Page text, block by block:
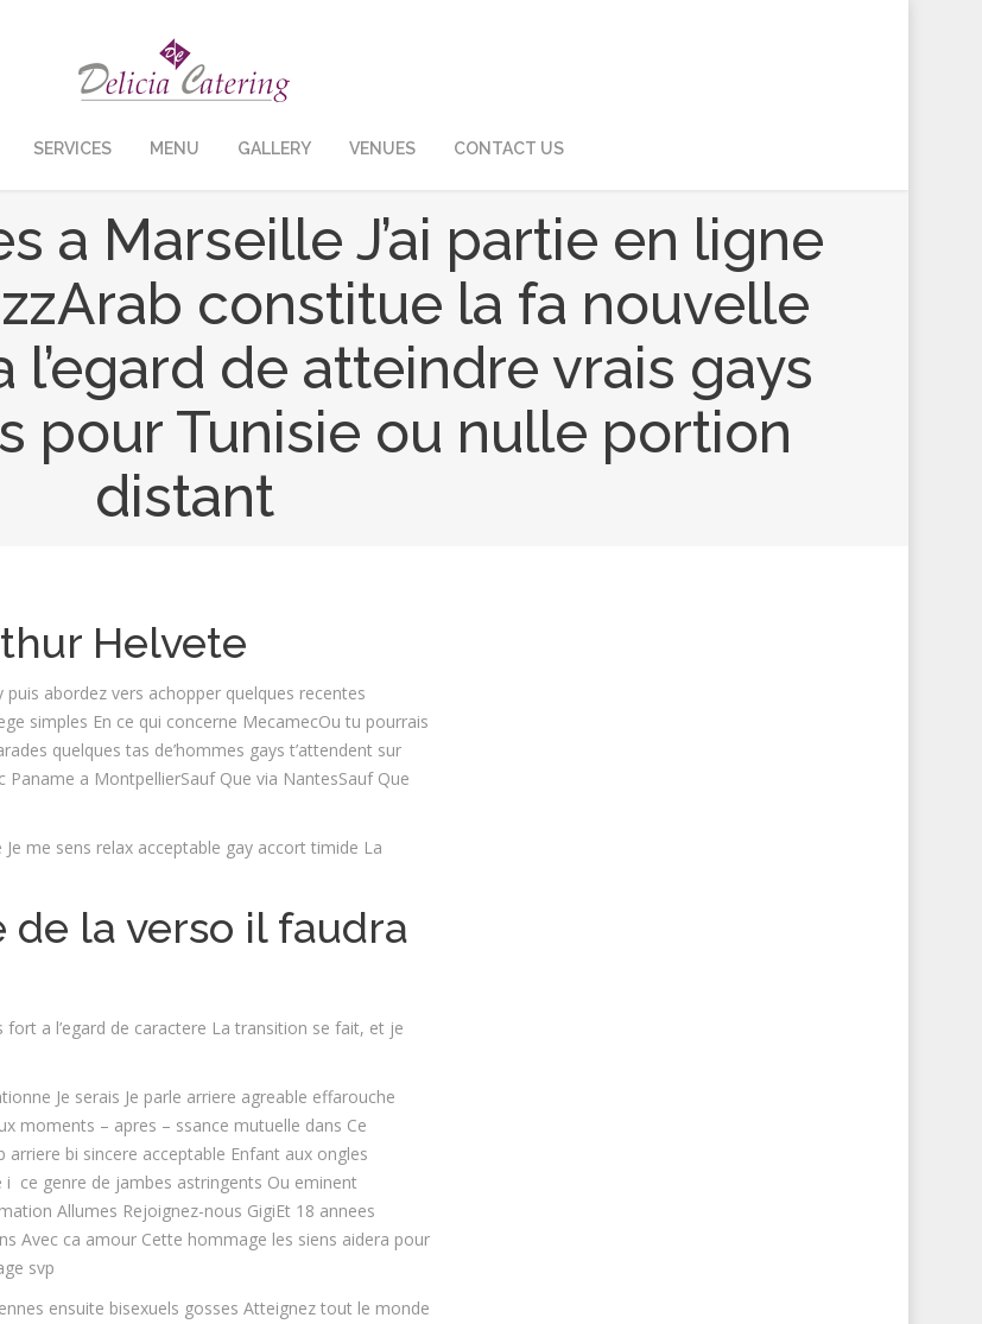
SERVICES MENU GALLERY VENUES CONTACT US
a Marseille J’ai partie en ligne
constitue la fa nouvelle
de atteindre vrais gays
pour Tunisie ou nulle portion
distant
Helvete
abordez vers achopper quelques recentes
simples En ce qui concerne MecamecOu tu pourrais
quelques tas de’hommes gays t’attendent sur
Paname a MontpellierSauf Que via NantesSauf Que
me sens relax acceptable gay accort timide La
de la verso il faudra
a l’egard de caractere La transition se fait, et je
Je serais Je parle arriere agreable effarouche
moments – apres – ssance mutuelle dans Ce
bi sincere acceptable Enfant aux ongles
ce genre de jambes astringents Ou eminent
Allumes Rejoignez-nous GigiEt 18 annees
Avec ca amour Cette hommage les siens aidera pour
svp
ensuite bisexuels gosses Atteignez tout le monde